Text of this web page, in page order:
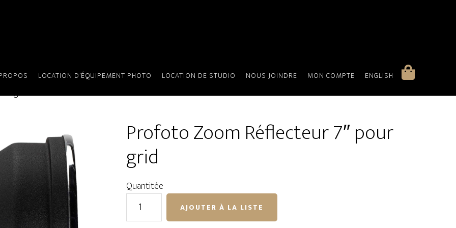
LOCATION D’ÉQUIPEMENT PHOTO LOCATION DE STUDIO NOUS JOINDRE MON COMPTE ENGLISH
grid
Profoto Zoom Réflecteur 7″ pour
grid
Quantitée
quantité
AJOUTER À LA LISTE